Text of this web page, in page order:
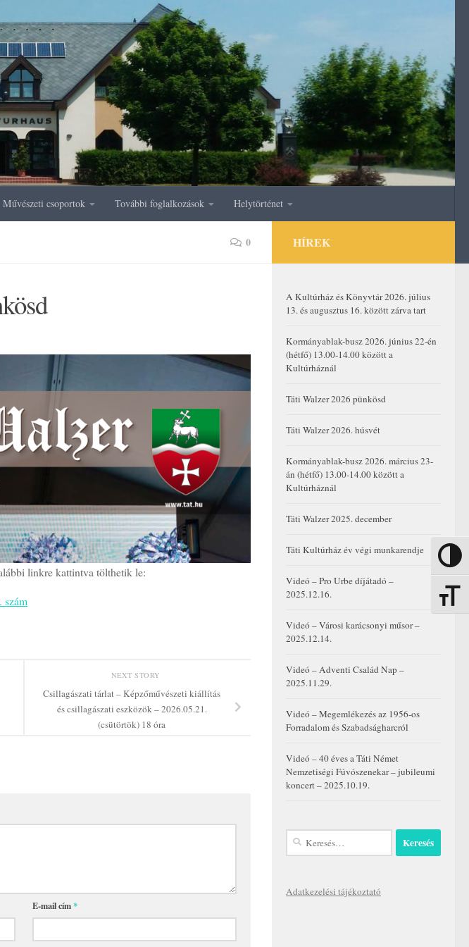
Nagy
Művészeti csoportok További foglalkozások Helytörténet
0
linkre kattintva tölthetik le:
szám
NEXT STORY
Csillagászati tárlat – Képzőművészeti kiállítás
és csillagászati eszközök – 2026.05.21.
(csütörtök) 18 óra
E-mail cím*
HÍREK
A Kultúrház és Könyvtár 2026. július
13. és augusztus 16. között zárva tart
Kormányablak-busz 2026. június 22-én
(hétfő) 13.00-14.00 között a
Kultúrháznál
Táti Walzer 2026 pünkösd
Táti Walzer 2026. húsvét
Kormányablak-busz 2026. március 23-
án (hétfő) 13.00-14.00 között a
Kultúrháznál
Táti Walzer 2025. december
Táti Kultúrház év végi munkarendje
Videó – Pro Urbe díjátadó –
2025.12.16.
Videó – Városi karácsonyi műsor –
2025.12.14.
Videó – Adventi Család Nap –
2025.11.29.
Videó – Megemlékezés az 1956-os
Forradalom és Szabadságharcról
Videó – 40 éves a Táti Német
Nemzetiségi Fúvószenekar – jubileumi
koncert – 2025.10.19.
Keresés:
Adatkezelési tájékoztató